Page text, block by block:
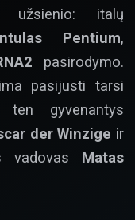
italų
Pentium,
pasirodymo.
pasijusti tarsi
gyvenantys
der Winzige ir
vadovas Matas